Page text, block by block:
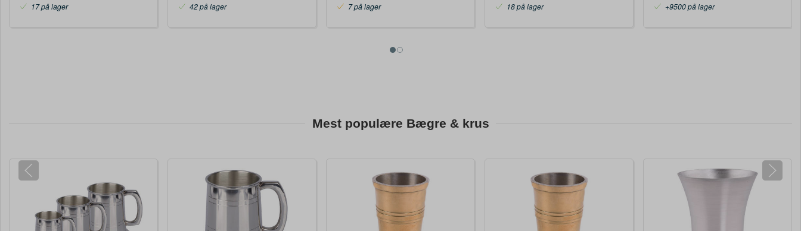
17 på lager 42 på lager 7 på lager 18 på lager +9500 på lager
Mest populære Bægre & krus